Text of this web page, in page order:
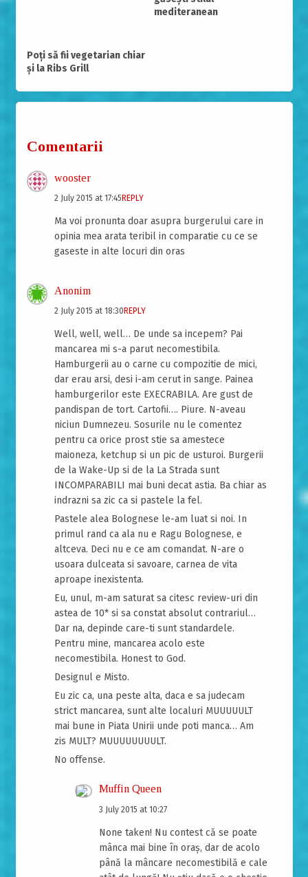
mediteranean
Poți să fii vegetarian chiar
și la Ribs Grill
Comentarii
wooster
2 July 2015 at 17:45REPLY
Ma voi pronunta doar asupra burgerului care in
opinia mea arata teribil in comparatie cu ce se
gaseste in alte locuri din oras
Anonim
2 July 2015 at 18:30REPLY
Well, well, well… De unde sa incepem? Pai
mancarea mi s-a parut necomestibila.
Hamburgerii au o carne cu compozitie de mici,
dar erau arsi, desi i-am cerut in sange. Painea
hamburgerilor este EXECRABILA. Are gust de
pandispan de tort. Cartofii…. Piure. N-aveau
niciun Dumnezeu. Sosurile nu le comentez
pentru ca orice prost stie sa amestece
maioneza, ketchup si un pic de usturoi. Burgerii
de la Wake-Up si de la La Strada sunt
INCOMPARABILI mai buni decat astia. Ba chiar as
indrazni sa zic ca si pastele la fel.
Pastele alea Bolognese le-am luat si noi. In
primul rand ca ala nu e Ragu Bolognese, e
altceva. Deci nu e ce am comandat. N-are o
usoara dulceata si savoare, carnea de vita
aproape inexistenta.
Eu, unul, m-am saturat sa citesc review-uri din
astea de 10* si sa constat absolut contrariul…
Dar na, depinde care-ti sunt standardele.
Pentru mine, mancarea acolo este
necomestibila. Honest to God.
Designul e Misto.
Eu zic ca, una peste alta, daca e sa judecam
strict mancarea, sunt alte localuri MUUUUULT
mai bune in Piata Unirii unde poti manca… Am
zis MULT? MUUUUUUUULT.
No offense.
Muffin Queen
3 July 2015 at 10:27
None taken! Nu contest că se poate
mânca mai bine în oraș, dar de acolo
până la mâncare necomestibilă e cale